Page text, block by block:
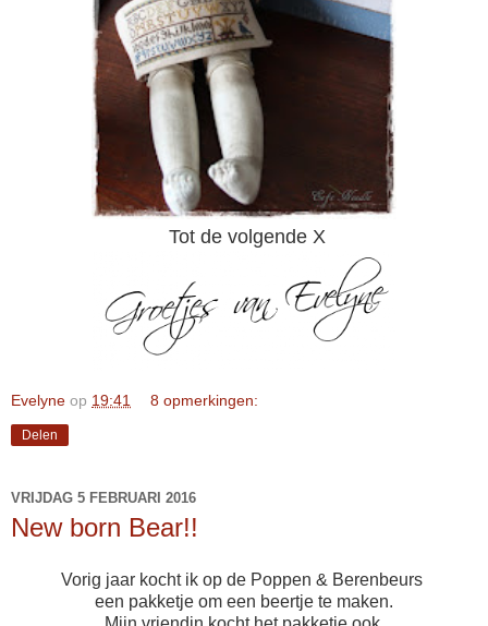
Tot de volgende X
Evelyne op 19:41 8 opmerkingen:
Delen
VRIJDAG 5 FEBRUARI 2016
New born Bear!!
Vorig jaar kocht ik op de Poppen & Berenbeurs
een pakketje om een beertje te maken.